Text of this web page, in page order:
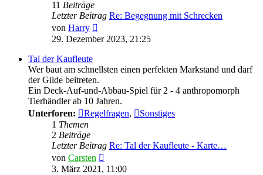
11 Beiträge
Letzter Beitrag Re: Begegnung mit Schrecken
von Harry
Beitrag
29. Dezember 2023, 21:25
Tal der Kaufleute
Wer baut am schnellsten einen perfekten Markstand und darf
der Gilde beitreten.
Ein Deck-Auf-und-Abbau-Spiel für 2 - 4 anthropomorph
Tierhändler ab 10 Jahren.
Unterforen:
Regelfragen,
Sonstiges
1 Themen
2 Beiträge
Letzter Beitrag Re: Tal der Kaufleute - Karte…
von Carsten
Beitrag
3. März 2021, 11:00